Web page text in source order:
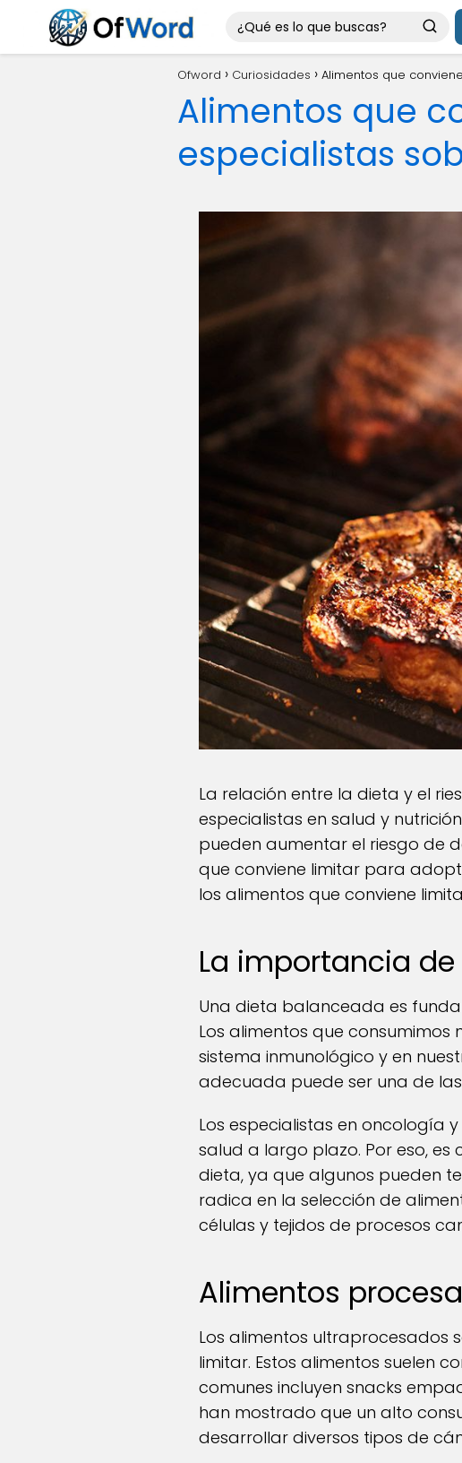
Ofword Curiosidades Alimentos que
Alimentos que
especialistas
La relación entre la dieta y el
especialistas en salud y
pueden aumentar el riesgo de
que conviene limitar para
los alimentos que conviene
La importancia
Una dieta balanceada es
Los alimentos que
sistema inmunológico y en
adecuada puede ser una de
Los especialistas en oncología
salud a largo plazo. Por eso, es
dieta, ya que algunos pueden
radica en la selección de
células y tejidos de procesos
Alimentos
Los alimentos ultraprocesados
limitar. Estos alimentos suelen
comunes incluyen snacks
han mostrado que un alto
desarrollar diversos tipos de